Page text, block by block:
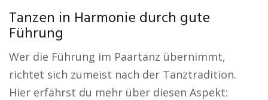
Tanzen in Harmonie durch gute
Führung
Wer die Führung im Paartanz übernimmt,
richtet sich zumeist nach der Tanztradition.
Hier erfährst du mehr über diesen Aspekt: